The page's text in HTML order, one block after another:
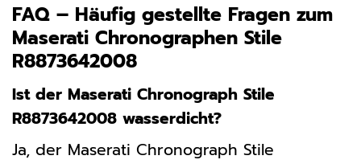
FAQ – Häufig gestellte Fragen zum
Maserati Chronographen Stile
R8873642008
Ist der Maserati Chronograph Stile
R8873642008 wasserdicht?
Ja, der Maserati Chronograph Stile